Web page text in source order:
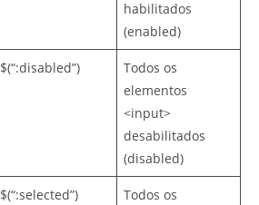
habilitados
(enabled)
$(“:disabled”)
Todos os
elementos
<input>
desabilitados
(disabled)
$(“:selected”)
Todos os